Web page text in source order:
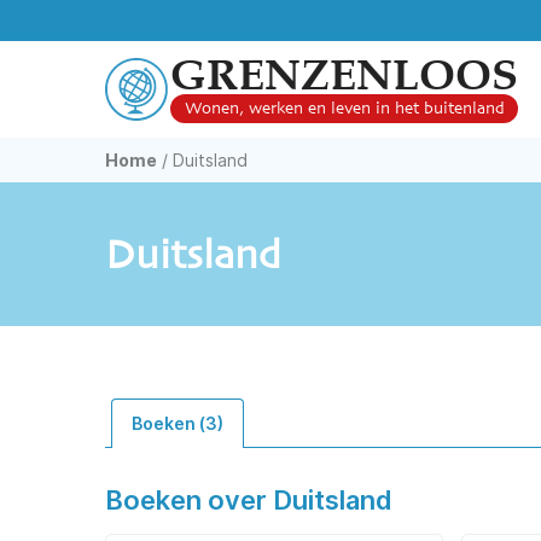
GRENZENLOOS
Wonen, werken en leven in het buitenland
Home / Duitsland
Duitsland
Boeken (3)
Boeken over Duitsland